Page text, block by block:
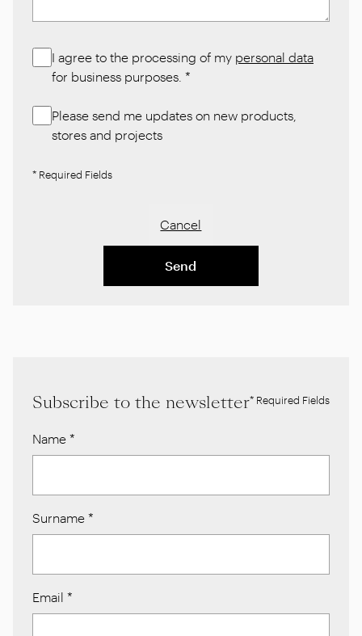
I agree to the processing of my personal data
for business purposes. *
Please send me updates on new products,
stores and projects
* Required Fields
Cancel
Send
Subscribe to the newsletter* Required Fields
Name *
Surname *
Email *